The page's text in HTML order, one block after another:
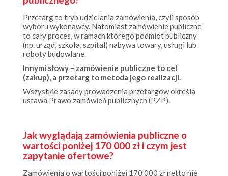
Przetarg to tryb udzielania zamówienia, czyli sposób
wyboru wykonawcy. Natomiast zamówienie publiczne
to cały proces, w ramach którego podmiot publiczny
(np. urząd, szkoła, szpital) nabywa towary, usługi lub
roboty budowlane.
Innymi słowy – zamówienie publiczne to cel
(zakup), a przetarg to metoda jego realizacji.
Wszystkie zasady prowadzenia przetargów określa
ustawa Prawo zamówień publicznych (PZP).
wartości poniżej 170 000 zł i czym jest
zapytanie ofertowe?
Zamówienia o wartości poniżej 170 000 zł netto nie
podlegają przepisom ustawy Prawo zamówień